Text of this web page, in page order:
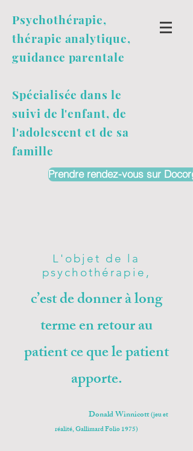
Psychothérapie,
thérapie analytique,
guidance parentale
Spécialisée dans le
suivi de l'enfant, de
l'adolescent et de sa
famille
Prendre rendez-vous sur
L'objet de la
psychothérapie,
c’est de donner à long
terme en retour au
patient ce que le patient
apporte.
Donald Winnicott(jeu et
réalité, Gallimard Folio 1975)